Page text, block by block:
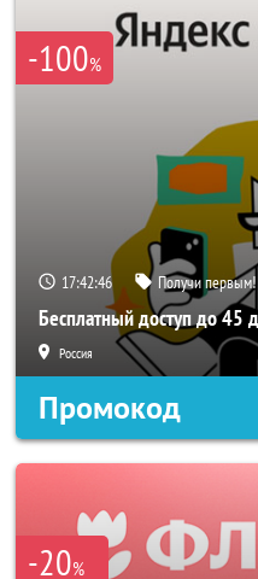
-100%
17:42:44 Получи первым!
Бесплатный доступ до 45
Россия
Промокод
-20%